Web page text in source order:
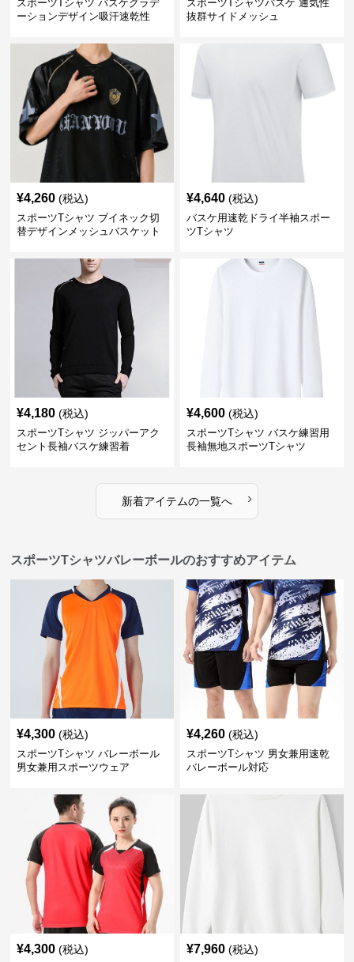
スポーツTシャツ バスケグラデ
ーションデザイン吸汗速乾性
スポーツTシャツバスケ 通気性
抜群サイドメッシュ
¥4,260 (税込)
スポーツTシャツ ブイネック切
替デザインメッシュバスケット
¥4,640 (税込)
バスケ用速乾ドライ半袖スポー
ツTシャツ
¥4,180 (税込)
スポーツTシャツ ジッパーアク
セント長袖バスケ練習着
¥4,600 (税込)
スポーツTシャツ バスケ練習用
長袖無地スポーツTシャツ
新着アイテムの一覧へ ›
スポーツTシャツバレーボールのおすすめアイテム
¥4,300 (税込)
スポーツTシャツ バレーボール
男女兼用スポーツウェア
¥4,260 (税込)
スポーツTシャツ 男女兼用速乾
バレーボール対応
¥4,300 (税込) ¥7,960 (税込)